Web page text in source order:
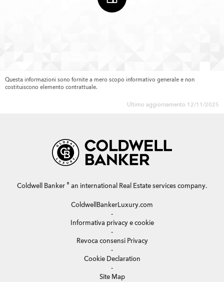
Questa informazioni sono fornite a mero scopo informativo generale e non
costituiscono elemento contrattuale.
Ultimo aggiornamento 12/11/2025
Coldwell Banker ® an international Real Estate services company.
ColdwellBankerLuxury.com
-
Informativa privacy e cookie
-
Revoca consensi Privacy
-
Cookie Declaration
-
Site Map